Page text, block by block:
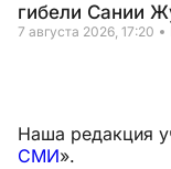
гибели Сании
7 августа 2026, 17:20
Наша редакция
СМИ».